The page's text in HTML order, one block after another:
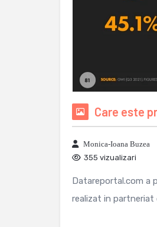
Care este
Monica-Ioana Buzea
355 vizualizari
Datareportal.com a
realizat in partneriat